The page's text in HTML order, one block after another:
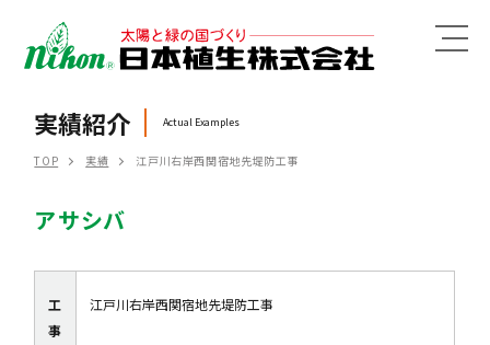
MENU
実績紹介 Actual Examples
TOP 実績 江戸川右岸西関宿地先堤防工事
アサシバ
工
事
江戸川右岸西関宿地先堤防工事